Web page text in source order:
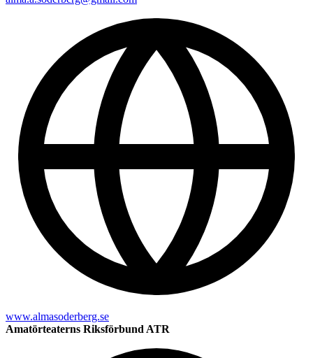
www.almasoderberg.se
Amatörteaterns Riksförbund ATR